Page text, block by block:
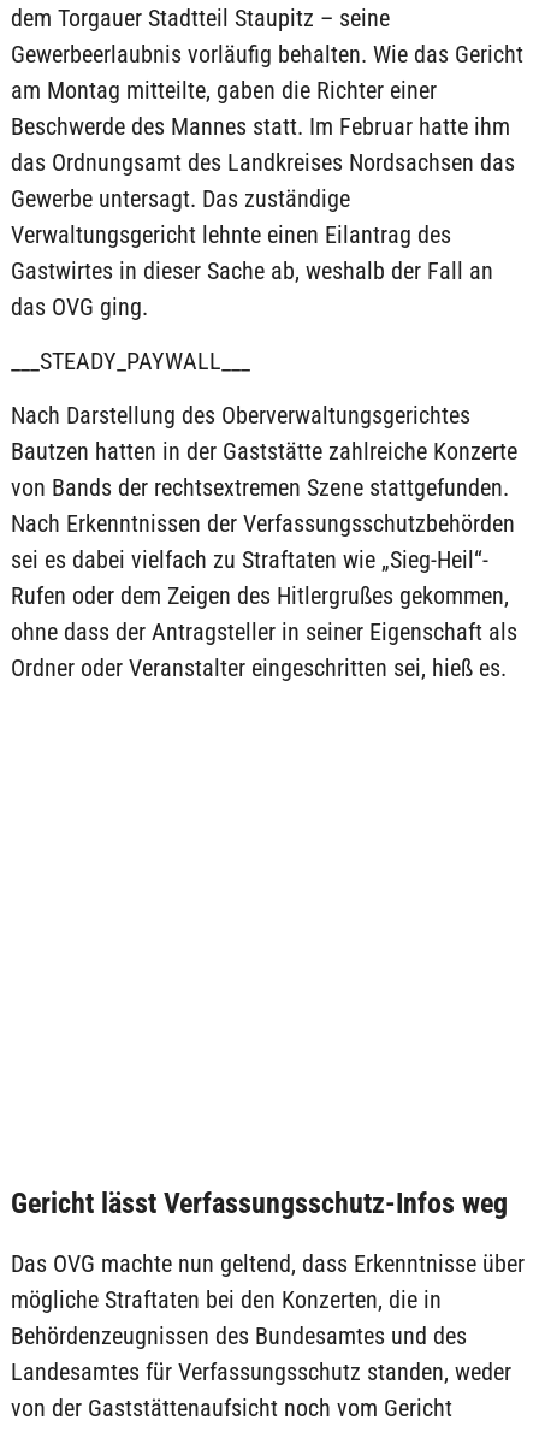
dem Torgauer Stadtteil Staupitz – seine
Gewerbeerlaubnis vorläufig behalten. Wie das Gericht
am Montag mitteilte, gaben die Richter einer
Beschwerde des Mannes statt. Im Februar hatte ihm
das Ordnungsamt des Landkreises Nordsachsen das
Gewerbe untersagt. Das zuständige
Verwaltungsgericht lehnte einen Eilantrag des
Gastwirtes in dieser Sache ab, weshalb der Fall an
das OVG ging.
___STEADY_PAYWALL___
Nach Darstellung des Oberverwaltungsgerichtes
Bautzen hatten in der Gaststätte zahlreiche Konzerte
von Bands der rechtsextremen Szene stattgefunden.
Nach Erkenntnissen der Verfassungsschutzbehörden
sei es dabei vielfach zu Straftaten wie „Sieg-Heil“-
Rufen oder dem Zeigen des Hitlergrußes gekommen,
ohne dass der Antragsteller in seiner Eigenschaft als
Ordner oder Veranstalter eingeschritten sei, hieß es.
Gericht lässt Verfassungsschutz-Infos weg
Das OVG machte nun geltend, dass Erkenntnisse über
mögliche Straftaten bei den Konzerten, die in
Behördenzeugnissen des Bundesamtes und des
Landesamtes für Verfassungsschutz standen, weder
von der Gaststättenaufsicht noch vom Gericht